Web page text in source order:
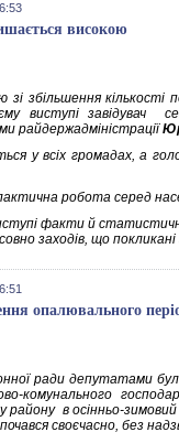
високою
збільшення кількості
виступі завідувач
райдержадміністрації
у всіх громадах, а
робота серед
факти й
заходів, що
опалювального
ради депутатами
комунального
району в осінньо-
своєчасно, без